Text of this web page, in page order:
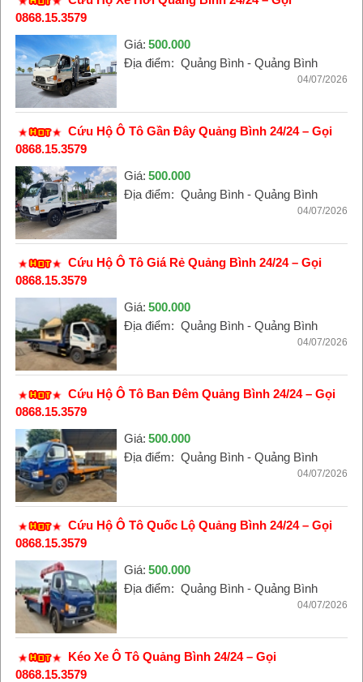
0868.15.3579
Giá: 500.000
Địa điểm: Quảng Bình - Quảng Bình
04/07/2026
Cứu Hộ Ô Tô Gần Đây Quảng Bình 24/24 – Gọi
0868.15.3579
Giá: 500.000
Địa điểm: Quảng Bình - Quảng Bình
04/07/2026
Cứu Hộ Ô Tô Giá Rẻ Quảng Bình 24/24 – Gọi
0868.15.3579
Giá: 500.000
Địa điểm: Quảng Bình - Quảng Bình
04/07/2026
Cứu Hộ Ô Tô Ban Đêm Quảng Bình 24/24 – Gọi
0868.15.3579
Giá: 500.000
Địa điểm: Quảng Bình - Quảng Bình
04/07/2026
Cứu Hộ Ô Tô Quốc Lộ Quảng Bình 24/24 – Gọi
0868.15.3579
Giá: 500.000
Địa điểm: Quảng Bình - Quảng Bình
04/07/2026
Kéo Xe Ô Tô Quảng Bình 24/24 – Gọi
0868.15.3579